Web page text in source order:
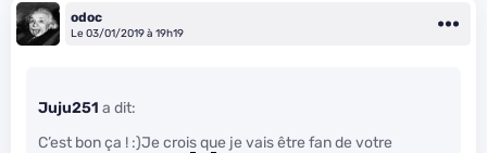
odoc
Le 03/01/2019 à 19h19
Juju251 a dit:
C’est bon ça ! :)Je crois que je vais être fan de votre